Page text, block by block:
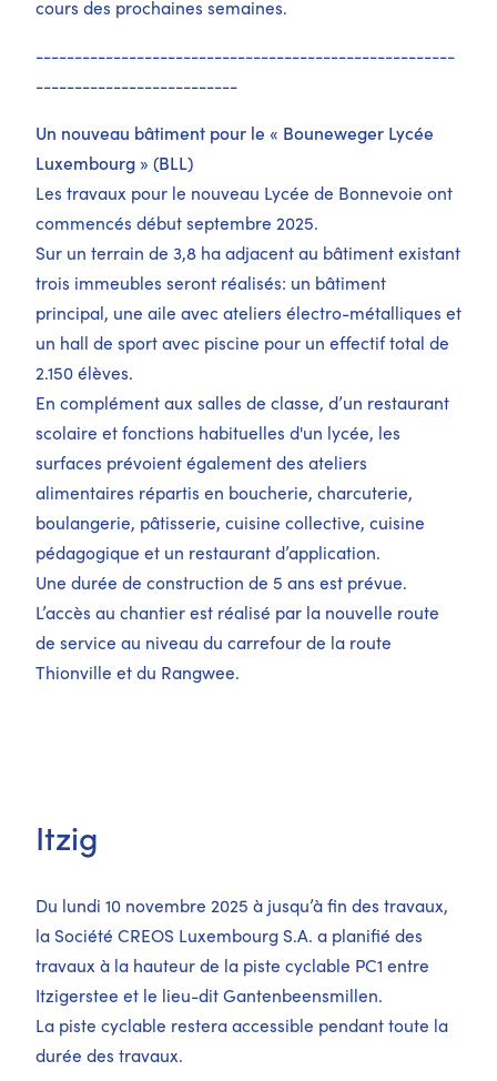
cours des prochaines semaines.
------------------------------------------------------
--------------------------
Un nouveau bâtiment pour le « Bouneweger Lycée
Luxembourg » (BLL)
Les travaux pour le nouveau Lycée de Bonnevoie ont
commencés début septembre 2025.
Sur un terrain de 3,8 ha adjacent au bâtiment existant
trois immeubles seront réalisés: un bâtiment
principal, une aile avec ateliers électro-métalliques et
un hall de sport avec piscine pour un effectif total de
2.150 élèves.
En complément aux salles de classe, d’un restaurant
scolaire et fonctions habituelles d'un lycée, les
surfaces prévoient également des ateliers
alimentaires répartis en boucherie, charcuterie,
boulangerie, pâtisserie, cuisine collective, cuisine
pédagogique et un restaurant d’application.
Une durée de construction de 5 ans est prévue.
L’accès au chantier est réalisé par la nouvelle route
de service au niveau du carrefour de la route
Thionville et du Rangwee.
Itzig
Du lundi 10 novembre 2025 à jusqu’à fin des travaux,
la Société CREOS Luxembourg S.A. a planifié des
travaux à la hauteur de la piste cyclable PC1 entre
Itzigerstee et le lieu-dit Gantenbeensmillen.
La piste cyclable restera accessible pendant toute la
durée des travaux.